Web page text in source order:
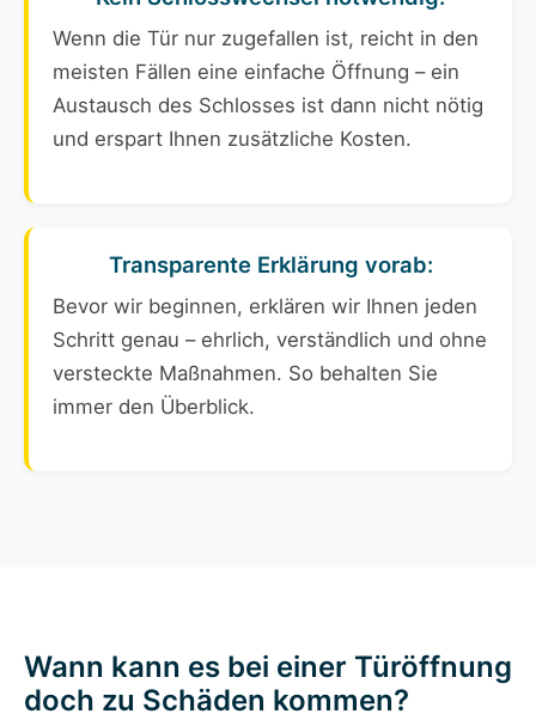
Wenn die Tür nur zugefallen ist, reicht in den
meisten Fällen eine einfache Öffnung – ein
Austausch des Schlosses ist dann nicht nötig
und erspart Ihnen zusätzliche Kosten.
Transparente Erklärung vorab:
Bevor wir beginnen, erklären wir Ihnen jeden
Schritt genau – ehrlich, verständlich und ohne
versteckte Maßnahmen. So behalten Sie
immer den Überblick.
Wann kann es bei einer Türöffnung
doch zu Schäden kommen?